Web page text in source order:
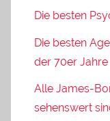
Die besten
Die besten
der 70er Jahre
Alle James-
sehenswert